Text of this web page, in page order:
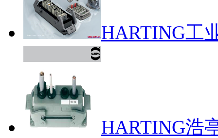
HARTING工
HARTING浩